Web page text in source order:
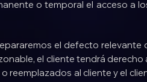
o temporal el acceso a
el defecto relevante
el cliente tendrá derecho
al cliente y el